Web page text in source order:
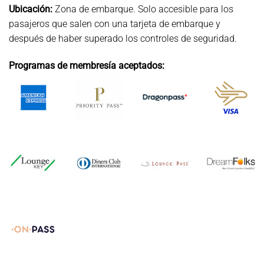
Ubicación: Zona de embarque. Solo accesible para los
pasajeros que salen con una tarjeta de embarque y
después de haber superado los controles de seguridad.
Programas de membresía aceptados: